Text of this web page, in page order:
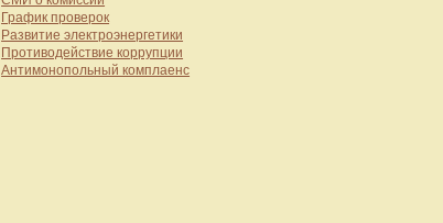
График проверок
Развитие электроэнергетики
Противодействие коррупции
Антимонопольный комплаенс